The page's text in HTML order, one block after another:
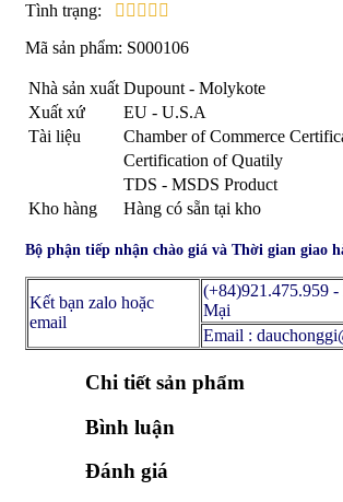
Tình trạng:
Mã sản phẩm: S000106
Nhà sản xuất Dupount - Molykote
Xuất xứ
EU - U.S.A
Tài liệu
Chamber of Commerce
Certification of Quatily
TDS - MSDS Product
Kho hàng
Hàng có sẵn tại kho
Bộ phận tiếp nhận chào giá và Thời gian giao
Kết bạn zalo hoặc
email
(+84)921.475.959
Mại
Email :
Chi tiết sản phẩm
Bình luận
Đánh giá